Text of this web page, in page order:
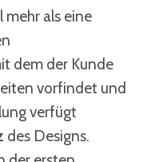
mehr als eine
dem der Kunde
vorfindet und
verfügt
des Designs.